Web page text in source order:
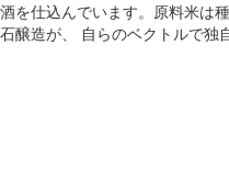
を仕込んでいます。原料米は
造が、 自らのベクトルで独